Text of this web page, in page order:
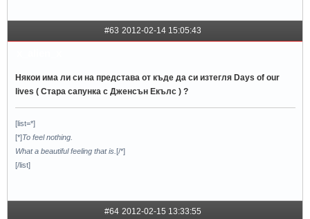
#63 2012-02-14 15:05:43
Някои има ли си на представа от къде да си изтегля Days of our
lives ( Стара сапунка с Дженсън Екълс ) ?
[list=*]
[*]To feel nothing.
What a beautiful feeling that is.[/*]
[/list]
#64 2012-02-15 13:33:55